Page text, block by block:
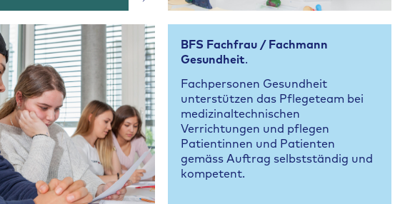
BFS Fachfrau / Fachmann
Gesundheit.
Fachpersonen Gesundheit
unterstützen das Pflegeteam bei
medizinaltechnischen
Verrichtungen und pflegen
Patientinnen und Patienten
gemäss Auftrag selbstständig und
kompetent.